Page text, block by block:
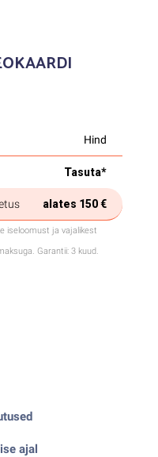
Hind
Tasuta*
alates 150 €
iseloomust ja vajalikest
Garantii: 3 kuud.
ajal